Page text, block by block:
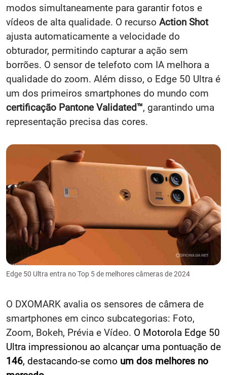
modos simultaneamente para garantir fotos e
vídeos de alta qualidade. O recurso Action Shot
ajusta automaticamente a velocidade do
obturador, permitindo capturar a ação sem
borrões. O sensor de telefoto com IA melhora a
qualidade do zoom. Além disso, o Edge 50 Ultra é
um dos primeiros smartphones do mundo com
certificação Pantone Validated™, garantindo uma
representação precisa das cores.
Edge 50 Ultra entra no Top 5 de melhores câmeras de 2024
O DXOMARK avalia os sensores de câmera de
smartphones em cinco subcategorias: Foto,
Zoom, Bokeh, Prévia e Vídeo. O Motorola Edge 50
Ultra impressionou ao alcançar uma pontuação de
146, destacando-se como um dos melhores no